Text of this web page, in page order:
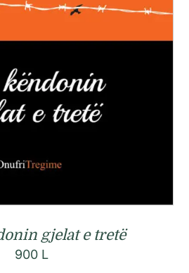
gjelat e tretë
900 L